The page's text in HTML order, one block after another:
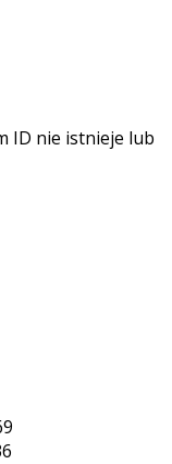
ID nie istnieje lub